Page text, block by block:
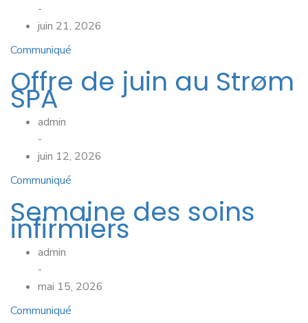
-
juin 21, 2026
Communiqué
Offre de juin au Strøm
SPA
admin
-
juin 12, 2026
Communiqué
Semaine des soins
infirmiers
admin
-
mai 15, 2026
Communiqué